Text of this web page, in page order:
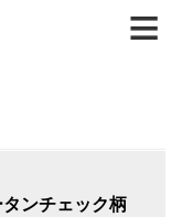
タンチェック柄
≡